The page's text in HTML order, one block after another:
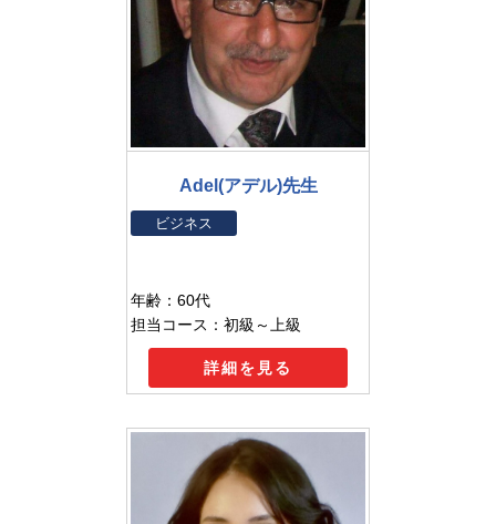
Adel(アデル)先生
ビジネス
年齢：60代
担当コース：初級～上級
詳細を見る